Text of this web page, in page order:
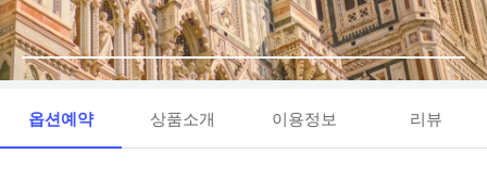
옵션예약 상품소개 이용정보 리뷰